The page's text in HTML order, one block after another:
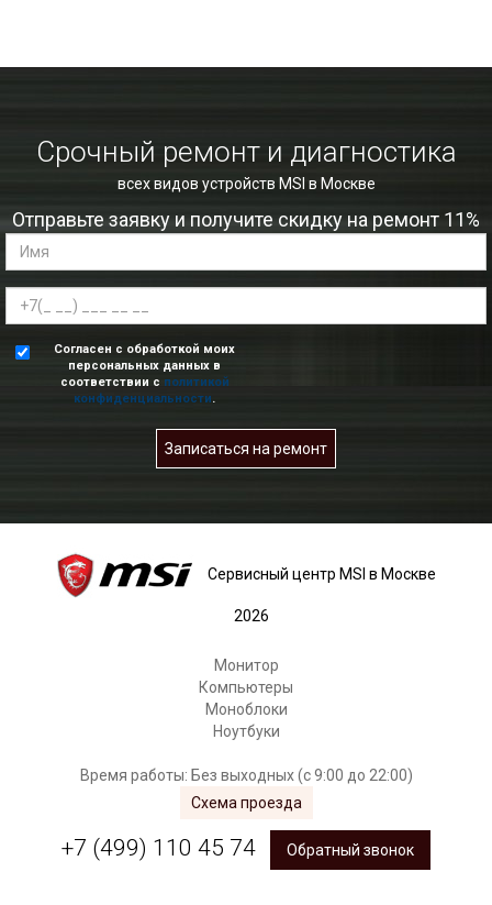
Срочный ремонт и диагностика
всех видов устройств MSI в Москве
Отправьте заявку и получите скидку на ремонт 11%
Согласен с обработкой моих
персональных данных в
соответствии с политикой
конфиденциальности.
Записаться на ремонт
Сервисный центр MSI в Москве
2026
Монитор
Компьютеры
Моноблоки
Ноутбуки
Время работы: Без выходных (с 9:00 до 22:00)
Схема проезда
+7 (499) 110 45 74 Обратный звонок